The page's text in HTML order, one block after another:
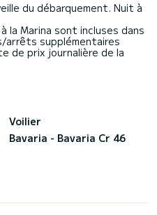
du débarquement. Nuit à
la Marina sont incluses dans
arrêts supplémentaires
de prix journalière de la
Voilier
Bavaria - Bavaria Cr 46